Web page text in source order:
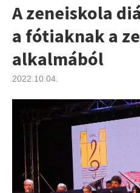
A zeneiskola
a fótiaknak a
alkalmából
2022.10.04.